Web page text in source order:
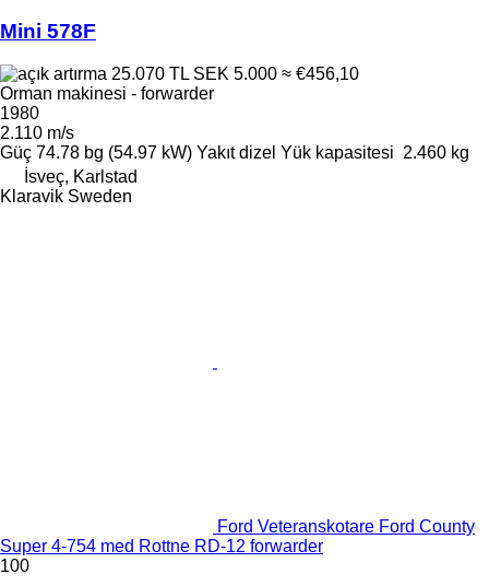
Mini 578F
25.070 TL SEK 5.000 ≈ €456,10
Orman makinesi - forwarder
1980
2.110 m/s
Güç 74.78 bg (54.97 kW) Yakıt dizel Yük kapasitesi 2.460 kg
İsveç, Karlstad
Klaravik Sweden
Ford Veteranskotare Ford County
Super 4-754 med Rottne RD-12 forwarder
100